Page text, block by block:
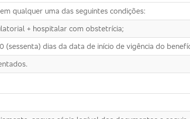
qualquer uma das seguintes condições:
+ hospitalar com obstetrícia;
dias da data de início de vigência do